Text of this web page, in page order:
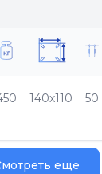
140х110 50
еще